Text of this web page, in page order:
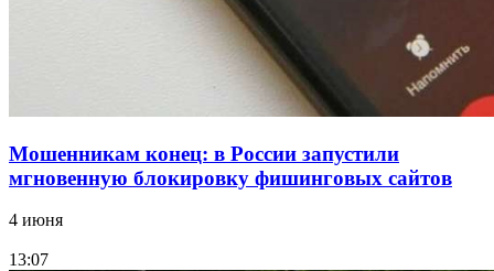
Мошенникам конец: в России запустили
мгновенную блокировку фишинговых сайтов
4 июня
13:07